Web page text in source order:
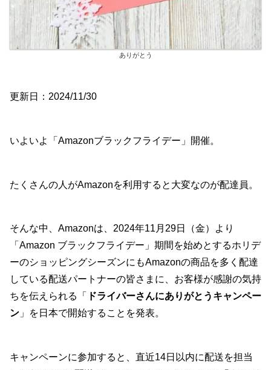
ありがとう
更新日：2024/11/30
いよいよ「Amazonブラックフライデー」開催。
たくさんの人がAmazonを利用すると大変なのが配達員。
そんな中、Amazonは、2024年11月29日（金）より
「Amazon ブラックフライデー」期間を始めとするホリデ
ーのショッピングシーズンにもAmazonの商品を多く配達
している配送パートナーの皆さまに、お客様が感謝の気持
ちを伝えられる「
ドライバーさんにありがとうキャンペー
ン 」を日本で開始することを発表。
キャンペーンに参加すると、直近14日以内に配送を担当